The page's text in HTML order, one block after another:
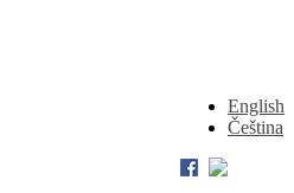
English
Čeština